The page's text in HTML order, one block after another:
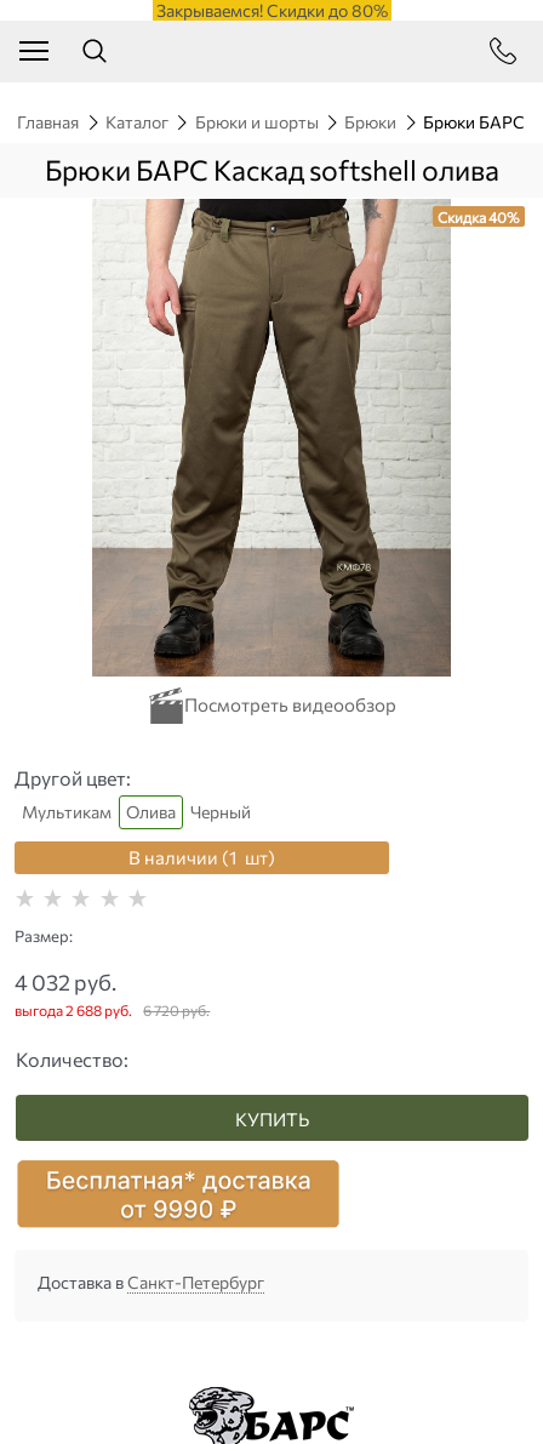
Закрываемся! Скидки до 80%
Главная Каталог Брюки и шорты Брюки Брюки БАРС
Брюки БАРС Каскад softshell олива
Скидка 40%
Другой цвет:
Мультикам Олива Черный
В наличии (1 шт)
Размер:
6 720 руб.
4 032 руб.
выгода2 688 руб.
Количество:
КУПИТЬ
Доставка вСанкт-Петербург